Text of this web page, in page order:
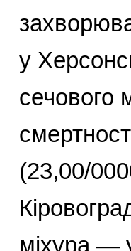
у
сечового
(23,00/
міхура —